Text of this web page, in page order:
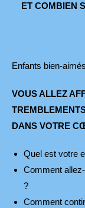
ET COMBIEN
Enfants bien-
VOUS ALLEZ
DANS VOTRE
Quel est votre
Comment
?
Comment